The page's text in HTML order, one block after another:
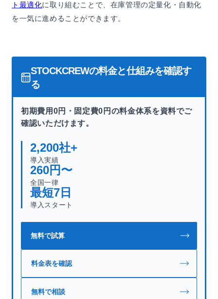
ト最適化に取り組むことで、在庫管理の定量化・自動化
を一気に進めることができます。
STOCKCREWの料金と仕組みを確認す
る
初期費用0円・固定費0円の料金体系を資料でご
確認いただけます。
2,200社+
導入実績
260円〜
全国一律
最短7 日
導入スタート
無料で試算
料金表を確認
無料で相談